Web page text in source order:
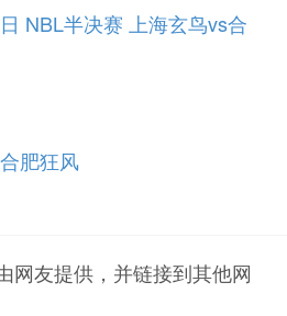
NBL半决赛 上海玄鸟vs合
合肥狂风
网友提供，并链接到其他网